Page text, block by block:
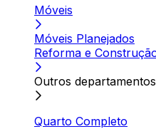
Móveis
Móveis Planejados
Reforma e
Outros departamentos
Quarto Completo